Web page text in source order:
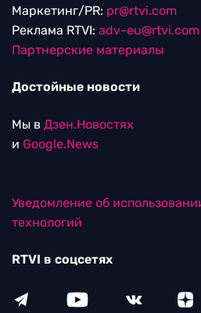
Маркетинг/PR: pr@rtvi.com
Реклама RTVI: adv-eu@rtvi.com
Партнерские материалы
Достойные новости
Мы в Дзен.Новостях
и Google.News
Уведомление об
технологий
RTVI в соцсетях